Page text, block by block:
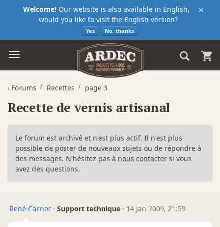
×
Welcome! Our website is also available in English,
would you like to visit the English version?
Yes No, thanks
‹ Forums Recettes page 3
Recette de vernis artisanal
Le forum est archivé et n'est plus actif. Il n'est plus
possible de poster de nouveaux sujets ou de répondre à
des messages. N'hésitez pas à nous contacter si vous
avez des questions.
René Carrier · Support technique · 14 Jan 2009, 21:59